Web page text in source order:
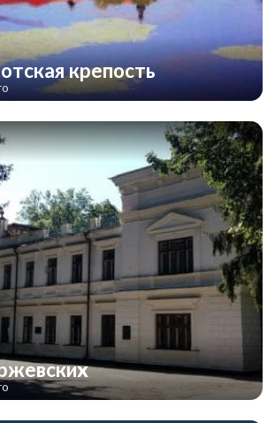
крепость